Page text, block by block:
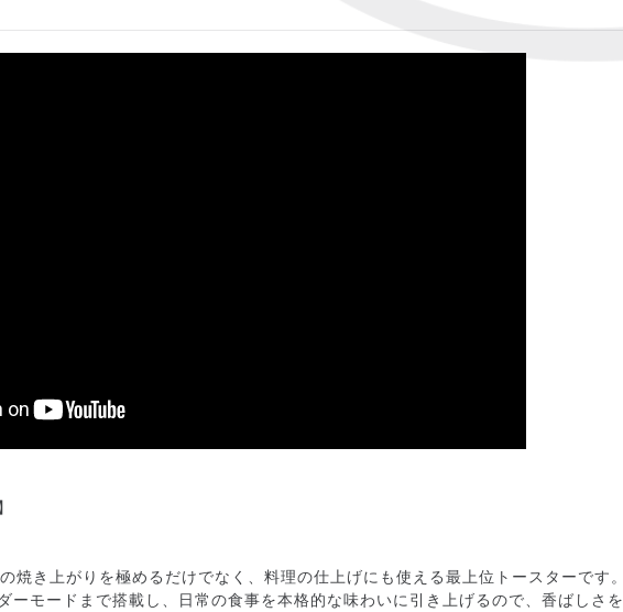
き上がりを極めるだけでなく、料理の仕上げにも使える最上位トースターです。
ーモードまで搭載し、日常の食事を本格的な味わいに引き上げるので、香ばしさを